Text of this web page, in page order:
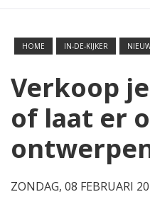
HOME IN-DE-KIJKER
Verkoop
of laat er
ZONDAG, 08 FEBRUARI